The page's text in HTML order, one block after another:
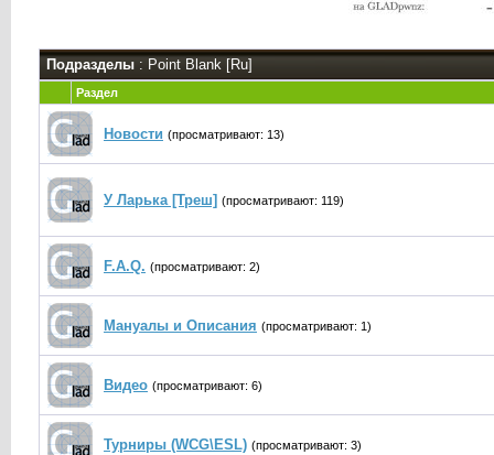
Подразделы: Point Blank [Ru]
Раздел
Новости (просматривают: 13)
У Ларька [Треш] (просматривают: 119)
F.A.Q. (просматривают: 2)
Мануалы и Описания (просматривают: 1)
Видео (просматривают: 6)
Турниры (WCG\ESL) (просматривают: 3)